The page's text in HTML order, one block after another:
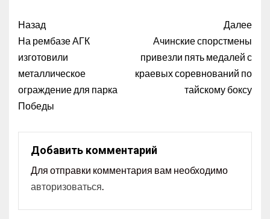
Назад
На рембазе АГК
изготовили
металлическое
ограждение для парка
Победы
Далее
Ачинские спорстмены
привезли пять медалей с
краевых соревнований по
тайскому боксу
Добавить комментарий
Для отправки комментария вам необходимо
авторизоваться.